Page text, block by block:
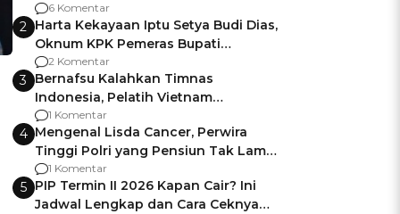
Gagalnya Negara Jamin Keamanan
6 Komentar
2 Harta Kekayaan Iptu Setya Budi Dias,
Oknum KPK Pemeras Bupati
Pemalang
2 Komentar
3 Bernafsu Kalahkan Timnas
Indonesia, Pelatih Vietnam
Berencana Pakai Jimat di Pakansari
1 Komentar
4 Mengenal Lisda Cancer, Perwira
Tinggi Polri yang Pensiun Tak Lama
Usai Jadi Brigjen
1 Komentar
5 PIP Termin II 2026 Kapan Cair? Ini
Jadwal Lengkap dan Cara Ceknya